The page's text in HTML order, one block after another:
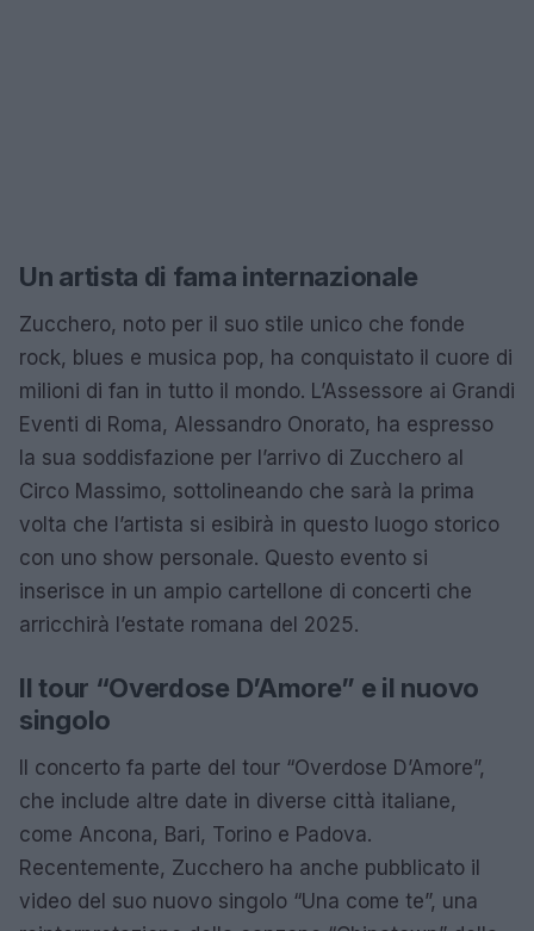
Un artista di fama internazionale
Zucchero, noto per il suo stile unico che fonde
rock, blues e musica pop, ha conquistato il cuore di
milioni di fan in tutto il mondo. L’Assessore ai Grandi
Eventi di Roma, Alessandro Onorato, ha espresso
la sua soddisfazione per l’arrivo di Zucchero al
Circo Massimo, sottolineando che sarà la prima
volta che l’artista si esibirà in questo luogo storico
con uno show personale. Questo evento si
inserisce in un ampio cartellone di concerti che
arricchirà l’estate romana del 2025.
Il tour “Overdose D’Amore” e il nuovo
singolo
Il concerto fa parte del tour “Overdose D’Amore”,
che include altre date in diverse città italiane,
come Ancona, Bari, Torino e Padova.
Recentemente, Zucchero ha anche pubblicato il
video del suo nuovo singolo “Una come te”, una